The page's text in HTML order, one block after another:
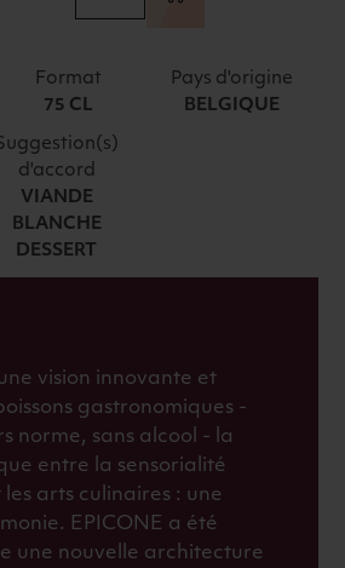
BLANC
75cl
Format
75 CL
Pays d'origine
BELGIQUE
d'accord
VIANDE
BLANCHE
DESSERT
vision innovante et
gastronomiques -
norme, sans alcool - la
entre la sensorialité
arts culinaires : une
EPICONE a été
une nouvelle architecture